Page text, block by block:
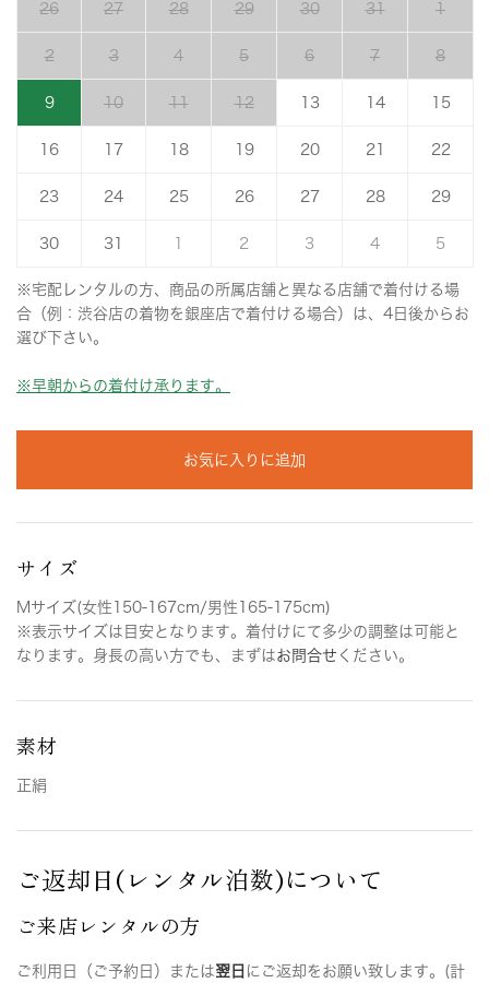
26 27 28 29 30 31 1
2 3 4 5 6 7 8
9 10 11 12 13 14 15
16 17 18 19 20 21 22
23 24 25 26 27 28 29
30 31 2 3 4 5
※宅配レンタルの方、商品の所属店舗と異なる店舗で着付ける場
合（例：渋谷店の着物を銀座店で着付ける場合）は、4日後からお
選び下さい。
※早朝からの着付け承ります。
お気に入りに追加
サイズ
Mサイズ(女性150-167cm/男性165-175cm)
※表示サイズは目安となります。着付けにて多少の調整は可能と
なります。身長の高い方でも、まずはお問合せ ください。
素材
正絹
ご返却日(レンタル泊数)について
ご来店レンタルの方
ご利用日（ご予約日）または翌日 にご返却をお願い致します。(計